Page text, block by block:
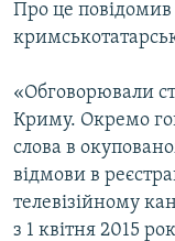
Про це
«Обговорювали
Криму. Окремо
слова в
відмови в
телевізійному
з 1 квітня 2015